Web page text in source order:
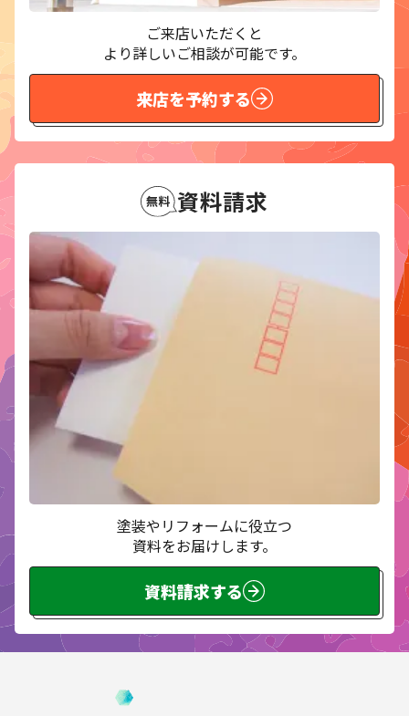
ご来店いただくと
より詳しいご相談が可能です。
来店を予約する
資料請求
塗装やリフォームに役立つ
資料をお届けします。
資料請求する